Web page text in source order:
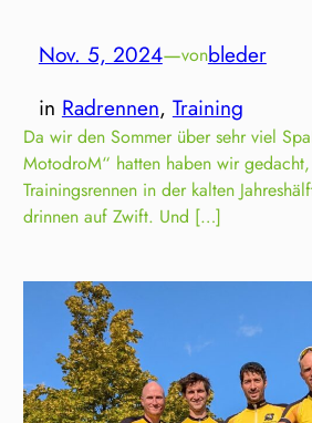
Nov. 5, 2024—vonbleder
in Radrennen, Training
Da wir den Sommer über sehr viel
MotodroM“ hatten haben wir
Trainingsrennen in der kalten
drinnen auf Zwift. Und […]